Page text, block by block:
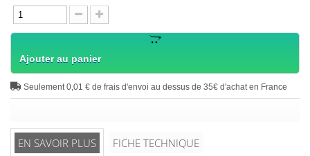
Ajouter au panier
Seulement 0,01 € de frais d'envoi au dessus de 35€ d'achat en France
EN SAVOIR PLUS FICHE TECHNIQUE